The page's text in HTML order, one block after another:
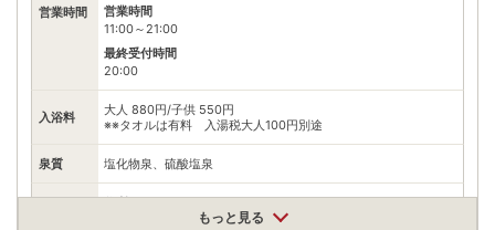
営業時間
営業時間
11:00～21:00
最終受付時間
20:00
入浴料
大人 880円/子供 550円
※※タオルは有料 入湯税大人100円別途
泉質 塩化物泉、硫酸塩泉
住所
宮城県蔵王町遠刈田温泉東裏30
もっと見る